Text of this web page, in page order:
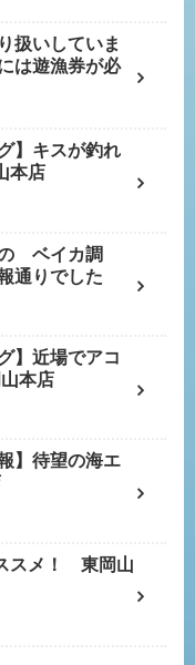
扱いしていま
は遊漁券が必
】キスが釣れ
本店
ベイカ調
通りでした
】近場でアコ
本店
】待望の海エ
スメ！ 東岡山